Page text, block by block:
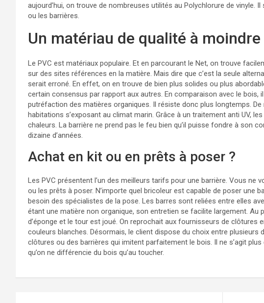
aujourd’hui, on trouve de nombreuses utilités au Polychlorure de vinyle.
ou les barrières.
Un matériau de qualité à
Le PVC est matériaux populaire. Et en parcourant le Net, on trouve
sur des sites références en la matière. Mais dire que c’est la seule
serait erroné. En effet, on en trouve de bien plus solides ou plus
certain consensus par rapport aux autres. En comparaison avec le bois,
putréfaction des matières organiques. Il résiste donc plus longtemps. De
habitations s’exposant au climat marin. Grâce à un traitement anti UV,
chaleurs. La barrière ne prend pas le feu bien qu’il puisse fondre à son
dizaine d’années.
Achat en kit ou en prêts à poser ?
Les PVC présentent l’un des meilleurs tarifs pour une barrière. Vous ne
ou les prêts à poser. N’importe quel bricoleur est capable de poser une
besoin des spécialistes de la pose. Les barres sont reliées entre elles
étant une matière non organique, son entretien se facilite largement. Au
d’éponge et le tour est joué. On reprochait aux fournisseurs de clôtures
couleurs blanches. Désormais, le client dispose du choix entre
clôtures ou des barrières qui imitent parfaitement le bois. Il ne s’agit
qu’on ne différencie du bois qu’au toucher.